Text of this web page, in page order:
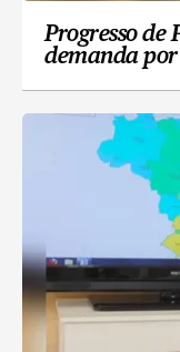
Progresso de
demanda